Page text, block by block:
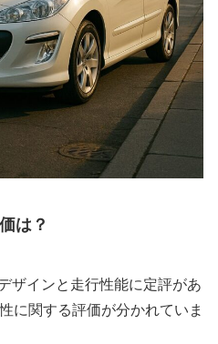
は？
ザインと走行性能に定評があ
に関する評価が分かれていま